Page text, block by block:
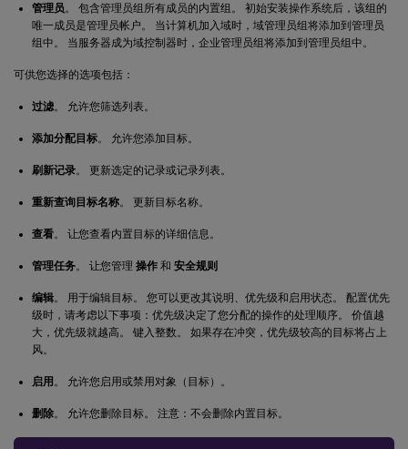
管理员 。 包含管理员组所有成员的内置组。 初始安装操作系统后，该组的
唯一成员是管理员帐户。 当计算机加入域时，域管理员组将添加到管理员
组中。 当服务器成为域控制器时，企业管理员组将添加到管理员组中。
可供您选择的选项包括：
过滤。 允许您筛选列表。
添加分配目标。 允许您添加目标。
刷新记录。 更新选定的记录或记录列表。
重新查询目标名称。 更新目标名称。
查看。 让您查看内置目标的详细信息。
管理任务。 让您管理 操作 和 安全规则
编辑。 用于编辑目标。 您可以更改其说明、优先级和启用状态。 配置优先
级时，请考虑以下事项：优先级决定了您分配的操作的处理顺序。 价值越
大，优先级就越高。 键入整数。 如果存在冲突，优先级较高的目标将占上
风。
启用 。 允许您启用或禁用对象（目标）。
删除。 允许您删除目标。 注意：不会删除内置目标。